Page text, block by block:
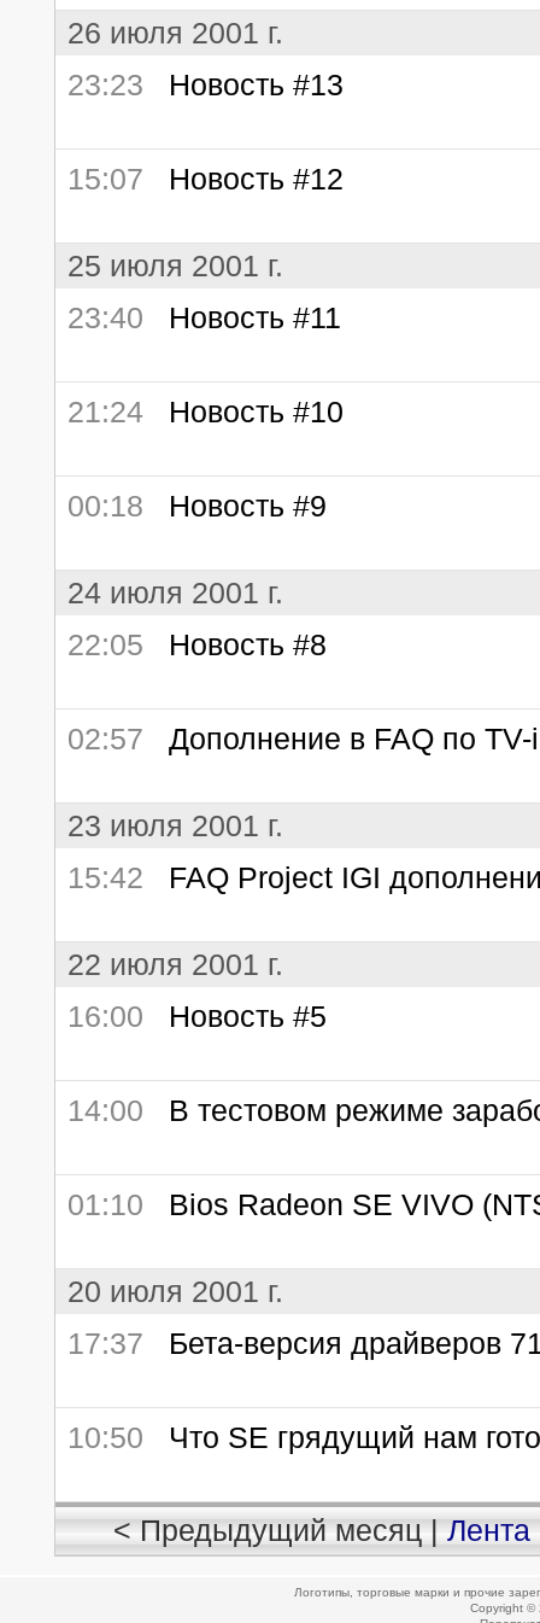
26 июля 2001 г.
23:23 Новость #13
15:07 Новость #12
25 июля 2001 г.
23:40 Новость #11
21:24 Новость #10
00:18 Новость #9
24 июля 2001 г.
22:05 Новость #8
02:57 Дополнение в FAQ по TV-
23 июля 2001 г.
15:42 FAQ Project IGI
22 июля 2001 г.
16:00 Новость #5
14:00 В тестовом режиме
01:10 Bios Radeon SE VIVO
20 июля 2001 г.
17:37 Бета-версия драйверов
10:50 Что SE грядущий нам
< Предыдущий месяц |Лента
Логотипы, торговые марки и прочие
Copyright ©